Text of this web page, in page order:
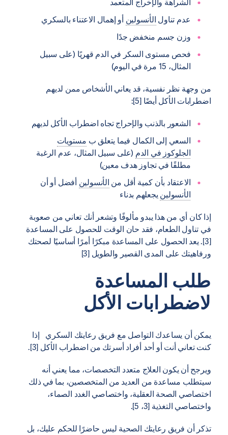
الشراهة والإخراج المتعمد
عدم تناول الأنسولين أو إهمال الاعتناء بالسكري
وزن جسم منخفض جدًا
فحص مستوى السكر في الدم قهريًا (على سبيل
المثال، 15 مرة في اليوم)
من وجهة نظر نفسية، قد يعاني الأشخاص ممن لديهم
اضطرابات الأكل أيضًا [5]:
الشعور بالذنب والإحراج تجاه اضطراب الأكل لديهم
السعي إلى الكمال فيما يتعلق ب مستويات
الجلوكوز في الدم (على سبيل المثال، عدم الرغبة
مطلقًا في تجاوز هدف معين)
الاعتقاد بأن كمية أقل من الأنسولين أفضل أو أن
الأنسولين يجعلهم بدناء
إذا كان أي من هذا يبدو مألوفًا وتشعر أنك تعاني من صعوبة
في تناول الطعام، فقد حان الوقت للحصول على المساعدة
[3]. يعد الحصول على المساعدة مبكرًا أمرًا أساسيًا لصحتك
ورفاهيتك على المدى القصير والطويل [3]
طلب المساعدة
لاضطرابات الأكل
يمكن أن يساعدك التواصل مع فريق رعايتك السكري إذا
كنت تعاني أنت أو أحد أفراد أسرتك من اضطراب الأكل [3].
ويرجح أن يكون العلاج متعدد التخصصات، مما يعني أنه
سيتطلب مساعدة من العديد من المتخصصين، بما في ذلك
اختصاصي الصحة العقلية، واختصاصي الغدد الصماء،
واختصاصي التغذية [3، 5].
تذكر أن فريق رعايتك الصحية ليس حاضرًا للحكم عليك، بل